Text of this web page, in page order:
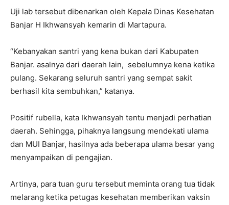
Uji lab tersebut dibenarkan oleh Kepala Dinas Kesehatan
Banjar H Ikhwansyah kemarin di Martapura.
“Kebanyakan santri yang kena bukan dari Kabupaten
Banjar. asalnya dari daerah lain, sebelumnya kena ketika
pulang. Sekarang seluruh santri yang sempat sakit
berhasil kita sembuhkan,” katanya.
Positif rubella, kata Ikhwansyah tentu menjadi perhatian
daerah. Sehingga, pihaknya langsung mendekati ulama
dan MUI Banjar, hasilnya ada beberapa ulama besar yang
menyampaikan di pengajian.
Artinya, para tuan guru tersebut meminta orang tua tidak
melarang ketika petugas kesehatan memberikan vaksin